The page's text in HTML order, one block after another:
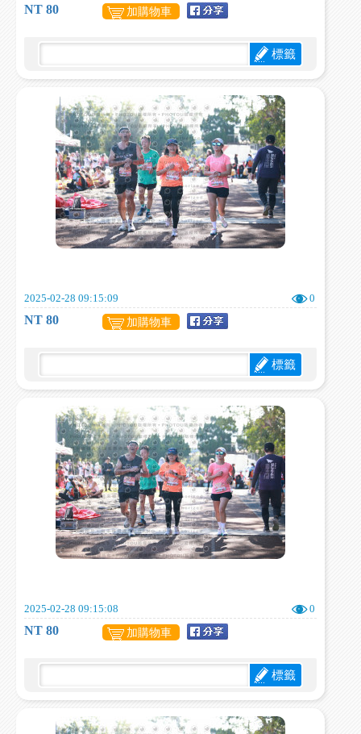
NT 80 加購物車
標籤
2025-02-28 09:15:09 0
NT 80 加購物車
標籤
2025-02-28 09:15:08 0
NT 80 加購物車
標籤